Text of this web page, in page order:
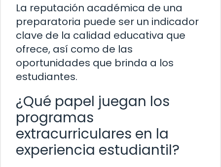
La reputación académica de una
preparatoria puede ser un indicador
clave de la calidad educativa que
ofrece, así como de las
oportunidades que brinda a los
estudiantes.
¿Qué papel juegan los
programas
extracurriculares en la
experiencia estudiantil?